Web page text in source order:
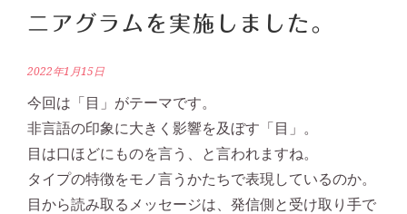
ニアグラムを実施しました。
2022年1月15日
今回は「目」がテーマです。
非言語の印象に大きく影響を及ぼす「目」。
目は口ほどにものを言う、と言われますね。
タイプの特徴をモノ言うかたちで表現しているのか。
目から読み取るメッセージは、発信側と受け取り手で